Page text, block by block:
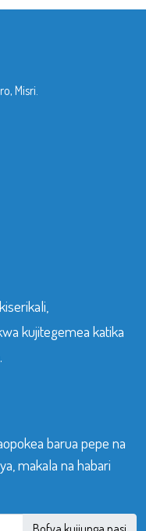
Misri.
kujitegemea katika
barua pepe na
makala na habari